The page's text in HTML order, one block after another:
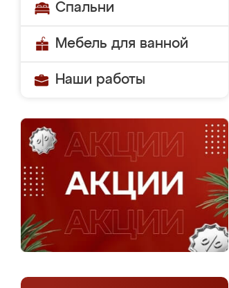
Спальни
Мебель для ванной
Наши работы